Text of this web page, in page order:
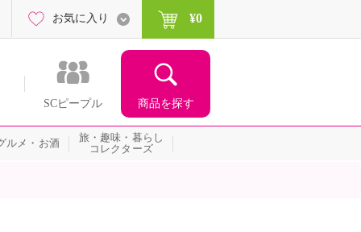
SCピープル 商品を探す
お気に入り ¥0
ルメ・お酒
旅・趣味・暮らし
コレクターズ